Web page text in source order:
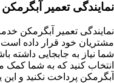
نمایندگی تعمیر آبگرمکن
نمایندگی تعمیر آبگرمکن
مشتریان خود قرار داده
شما نیاز به جابجایی داشته
انتخاب کنید که به شما کمک
آبگرمکن پرداخت نکنید و